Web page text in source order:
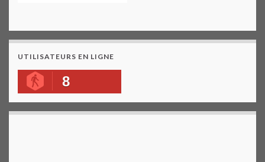
UTILISATEURS EN LIGNE
8